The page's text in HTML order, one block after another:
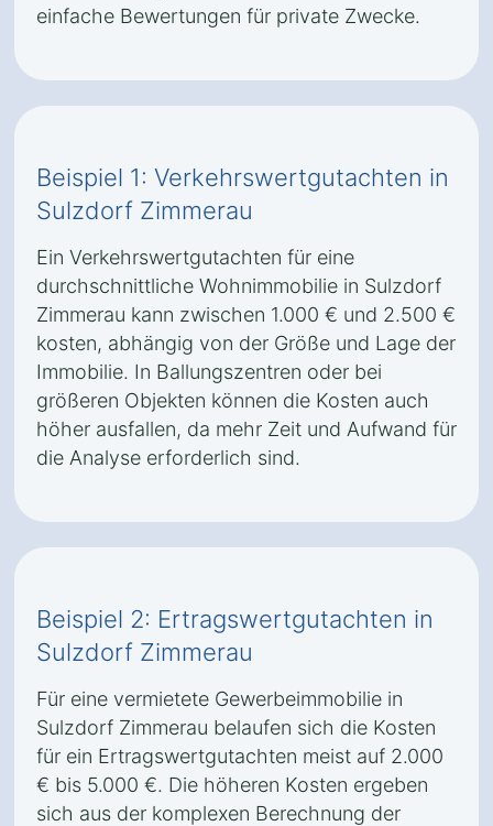
einfache Bewertungen für private Zwecke.
Beispiel 1: Verkehrswertgutachten in
Sulzdorf Zimmerau
Ein Verkehrswertgutachten für eine
durchschnittliche Wohnimmobilie in Sulzdorf
Zimmerau kann zwischen 1.000 € und 2.500 €
kosten, abhängig von der Größe und Lage der
Immobilie. In Ballungszentren oder bei
größeren Objekten können die Kosten auch
höher ausfallen, da mehr Zeit und Aufwand für
die Analyse erforderlich sind.
Beispiel 2: Ertragswertgutachten in
Sulzdorf Zimmerau
Für eine vermietete Gewerbeimmobilie in
Sulzdorf Zimmerau belaufen sich die Kosten
für ein Ertragswertgutachten meist auf 2.000
€ bis 5.000 €. Die höheren Kosten ergeben
sich aus der komplexen Berechnung der